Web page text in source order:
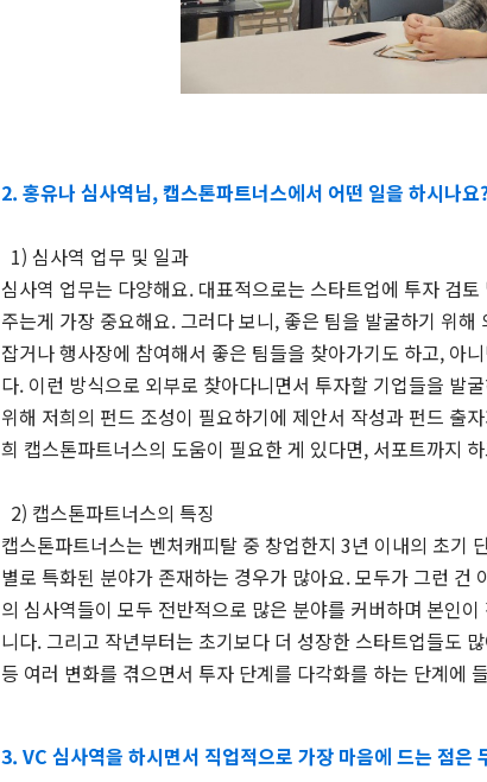
2. 홍유나 심사역님, 캡스톤파트너스에서 어떤 일을 하시나
1) 심사역 업무 및 일과
심사역 업무는 다양해요. 대표적으로는 스타트업에 투자 검
주는게 가장 중요해요. 그러다 보니, 좋은 팀을 발굴하기 위
잡거나 행사장에 참여해서 좋은 팀들을 찾아가기도 하고, 아
다. 이런 방식으로 외부로 찾아다니면서 투자할 기업들을 발
위해 저희의 펀드 조성이 필요하기에 제안서 작성과 펀드 출
희 캡스톤파트너스의 도움이 필요한 게 있다면, 서포트까지
2) 캡스톤파트너스의 특징
캡스톤파트너스는 벤처캐피탈 중 창업한지 3년 이내의 초기
별로 특화된 분야가 존재하는 경우가 많아요. 모두가 그런
의 심사역들이 모두 전반적으로 많은 분야를 커버하며 본인
니다. 그리고 작년부터는 초기보다 더 성장한 스타트업들도
등 여러 변화를 겪으면서 투자 단계를 다각화를 하는 단계에
3. VC 심사역을 하시면서 직업적으로 가장 마음에 드는 점은